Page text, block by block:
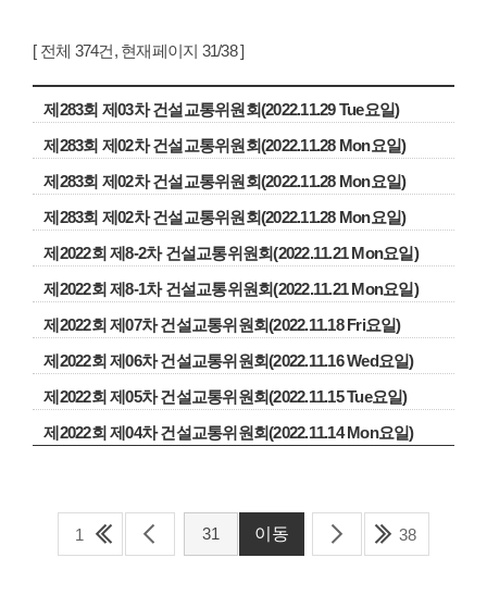
[ 전체 374건, 현재페이지 31/38 ]
제283회 제03차 건설교통위원회(2022.11.29 Tue요일)
제283회 제02차 건설교통위원회(2022.11.28 Mon요일)
제283회 제02차 건설교통위원회(2022.11.28 Mon요일)
제283회 제02차 건설교통위원회(2022.11.28 Mon요일)
제2022회 제8-2차 건설교통위원회(2022.11.21 Mon요일)
제2022회 제8-1차 건설교통위원회(2022.11.21 Mon요일)
제2022회 제07차 건설교통위원회(2022.11.18 Fri요일)
제2022회 제06차 건설교통위원회(2022.11.16 Wed요일)
제2022회 제05차 건설교통위원회(2022.11.15 Tue요일)
제2022회 제04차 건설교통위원회(2022.11.14 Mon요일)
1 38